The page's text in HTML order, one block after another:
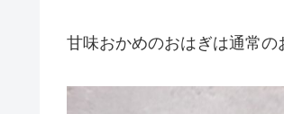
甘味おかめのおはぎは通常の